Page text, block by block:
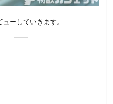
ーしていきます。